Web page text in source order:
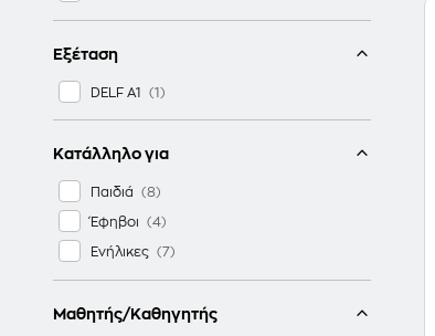
Εξέταση
DELF A1
Κατάλληλο για
Παιδιά
Έφηβοι
Ενήλικες
Μαθητής/Καθηγητής